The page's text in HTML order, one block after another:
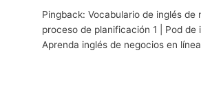
Pingback: Vocabulario de inglés de
proceso de planificación 1 | Pod de
Aprenda inglés de negocios en línea